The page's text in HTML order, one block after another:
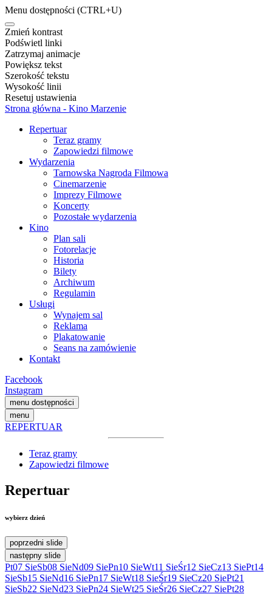
Menu dostępności (CTRL+U)
Zmień kontrast
Podświetl linki
Zatrzymaj animacje
Powiększ tekst
Szerokość tekstu
Wysokość linii
Resetuj ustawienia
Strona główna - Kino Marzenie
Repertuar
Teraz gramy
Zapowiedzi filmowe
Wydarzenia
Tarnowska Nagroda Filmowa
Cinemarzenie
Imprezy Filmowe
Koncerty
Pozostałe wydarzenia
Kino
Plan sali
Fotorelacje
Historia
Bilety
Archiwum
Regulamin
Usługi
Wynajem sal
Reklama
Plakatowanie
Seans na zamówienie
Kontakt
Facebook
Instagram
menu dostępności
menu
REPERTUAR
Teraz gramy
Zapowiedzi filmowe
Repertuar
wybierz dzień
poprzedni slide
następny slide
Pt07 SieSb08 SieNd09 SiePn10 SieWt11 SieŚr12 SieCz13 SiePt14
SieSb15 SieNd16 SiePn17 SieWt18 SieŚr19 SieCz20 SiePt21
SieSb22 SieNd23 SiePn24 SieWt25 SieŚr26 SieCz27 SiePt28